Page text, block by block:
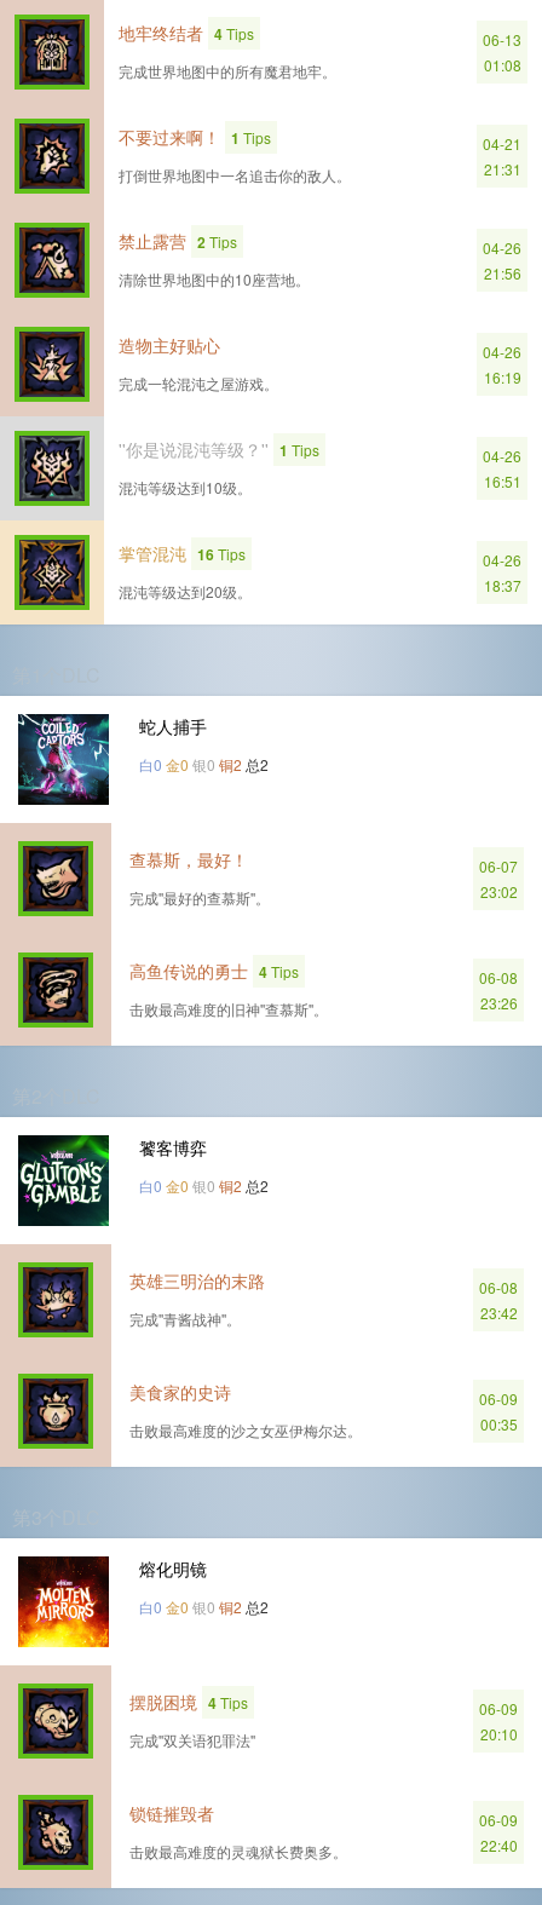
地牢终结者 4Tips
完成世界地图中的所有魔君地牢。
06-13
01:08
不要过来啊！ 1 Tips
打倒世界地图中一名追击你的敌人。
04-21
21:31
禁止露营 2Tips
清除世界地图中的10座营地。
04-26
21:56
造物主好贴心
完成一轮混沌之屋游戏。
04-26
16:19
''你是说混沌等级？'' 1 Tips
混沌等级达到10级。
04-26
16:51
掌管混沌 16Tips
混沌等级达到20级。
04-26
18:37
蛇人捕手
白0 金0 银0 铜2 总2
查慕斯，最好！
完成''最好的查慕斯''。
06-07
23:02
高鱼传说的勇士 4Tips
击败最高难度的旧神''查慕斯''。
06-08
23:26
饕客博弈
白0 金0 银0 铜2 总2
英雄三明治的末路
完成''青酱战神''。
06-08
23:42
美食家的史诗
击败最高难度的沙之女巫伊梅尔达。
06-09
00:35
第3个DLC
熔化明镜
白0 金0 银0 铜2 总2
摆脱困境 4Tips
完成''双关语犯罪法''
06-09
20:10
锁链摧毁者
击败最高难度的灵魂狱长费奥多。
06-09
22:40